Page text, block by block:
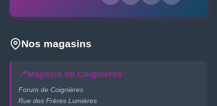
Nos magasins
📍Magasin de Coignières
Forum de Coignières
Rue des Frères Lumières